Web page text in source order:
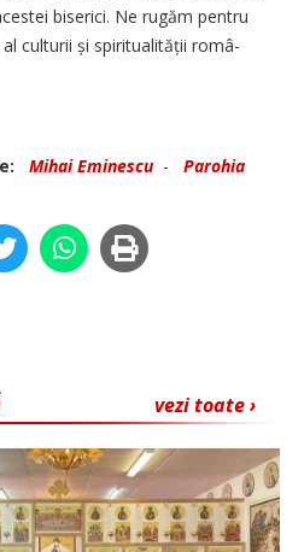
biserici. Ne rugăm pentru
culturii și spiritualității româ­
Mihai Eminescu- Parohia
vezi toate ›